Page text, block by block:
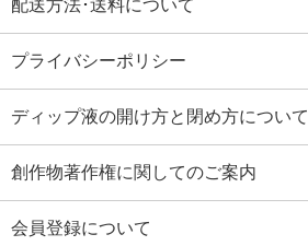
配送方法･送料について
プライバシーポリシー
ディップ液の開け方と閉め方について
創作物著作権に関してのご案内
会員登録について